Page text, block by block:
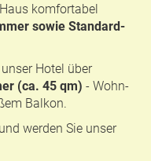
komfortabel
sowie Standard-
Hotel über
(ca. 45 qm) - Wohn-
Balkon.
werden Sie unser